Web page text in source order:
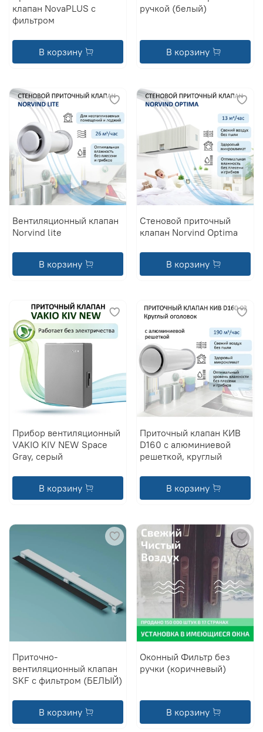
клапан NovaPLUS с
фильтром
В корзину
ручкой (белый)
В корзину
Вентиляционный клапан
Norvind lite
В корзину
Стеновой приточный
клапан Norvind Optima
В корзину
Прибор вентиляционный
VAKIO KIV NEW Space
Gray, серый
В корзину
Приточный клапан КИВ
D160 с алюминиевой
решеткой, круглый
В корзину
Приточно-
вентиляционный клапан
SKF с фильтром (БЕЛЫЙ)
В корзину
Оконный Фильтр без
ручки (коричневый)
В корзину